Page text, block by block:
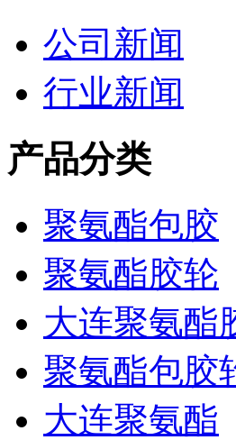
公司新闻
行业新闻
产品分类
聚氨酯包胶
聚氨酯胶轮
大连聚氨酯
聚氨酯包胶
大连聚氨酯